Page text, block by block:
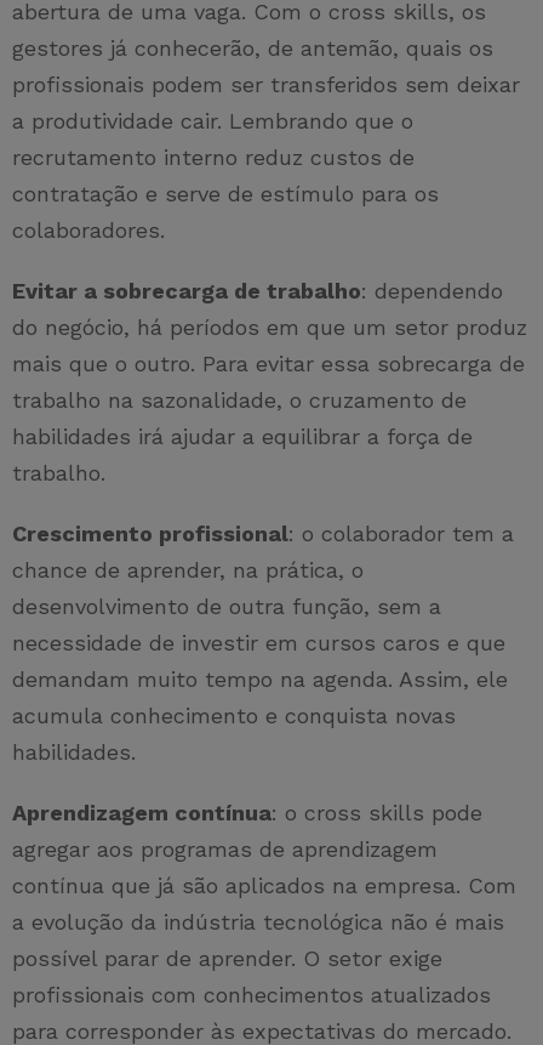
abertura de uma vaga. Com o cross skills, os
gestores já conhecerão, de antemão, quais os
profissionais podem ser transferidos sem deixar
a produtividade cair. Lembrando que o
recrutamento interno reduz custos de
contratação e serve de estímulo para os
colaboradores.
Evitar a sobrecarga de trabalho: dependendo
do negócio, há períodos em que um setor produz
mais que o outro. Para evitar essa sobrecarga de
trabalho na sazonalidade, o cruzamento de
habilidades irá ajudar a equilibrar a força de
trabalho.
Crescimento profissional: o colaborador tem a
chance de aprender, na prática, o
desenvolvimento de outra função, sem a
necessidade de investir em cursos caros e que
demandam muito tempo na agenda. Assim, ele
acumula conhecimento e conquista novas
habilidades.
Aprendizagem contínua: o cross skills pode
agregar aos programas de aprendizagem
contínua que já são aplicados na empresa. Com
a evolução da indústria tecnológica não é mais
possível parar de aprender. O setor exige
profissionais com conhecimentos atualizados
para corresponder às expectativas do mercado.